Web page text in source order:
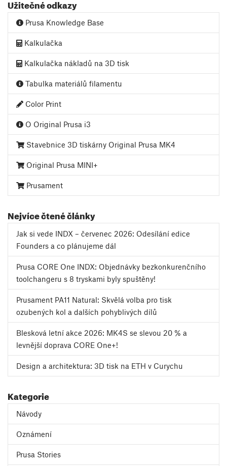
Užitečné odkazy
Prusa Knowledge Base
Kalkulačka
Kalkulačka nákladů na 3D tisk
Tabulka materiálů filamentu
Color Print
O Original Prusa i3
Stavebnice 3D tiskárny Original Prusa MK4
Original Prusa MINI+
Prusament
Nejvíce čtené články
Jak si vede INDX – červenec 2026: Odesílání edice
Founders a co plánujeme dál
Prusa CORE One INDX: Objednávky bezkonkurenčního
toolchangeru s 8 tryskami byly spuštěny!
Prusament PA11 Natural: Skvělá volba pro tisk
ozubených kol a dalších pohyblivých dílů
Blesková letní akce 2026: MK4S se slevou 20 % a
levnější doprava CORE One+!
Design a architektura: 3D tisk na ETH v Curychu
Kategorie
Návody
Oznámení
Prusa Stories